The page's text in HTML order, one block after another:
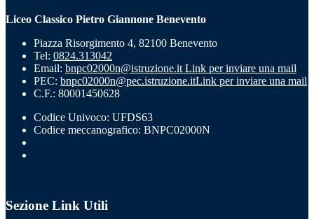
Liceo Classico Pietro Giannone Benevento
Piazza Risorgimento 4, 82100 Benevento
Tel: 0824.313042
Email: bnpc02000n@istruzione.it Link per inviare una mail
PEC: bnpc02000n@pec.istruzione.itLink per inviare una mail
C.F.: 80001450628
Codice Univoco: UFDS63
Codice meccanografico: BNPC02000N
Sezione Link Utili